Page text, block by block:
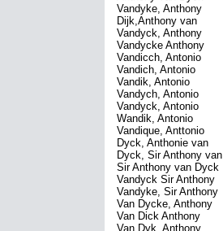
Vandyke, Anthony
Dijk,Anthony van
Vandyck, Anthony
Vandycke Anthony
Vandicch, Antonio
Vandich, Antonio
Vandik, Antonio
Vandych, Antonio
Vandyck, Antonio
Wandik, Antonio
Vandique, Anttonio
Dyck, Anthonie van
Dyck, Sir Anthony van
Sir Anthony van Dyck
Vandyck Sir Anthony
Vandyke, Sir Anthony
Van Dycke, Anthony
Van Dick Anthony
Van Dyk, Anthony